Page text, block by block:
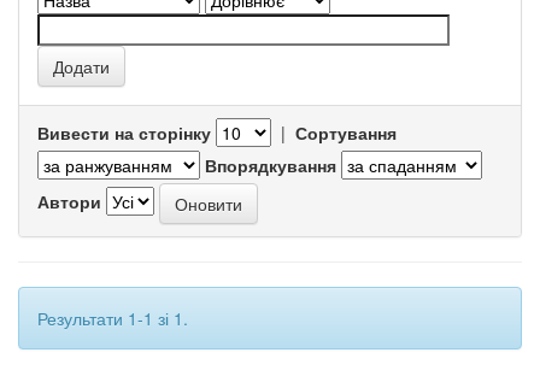
Вивести на сторінку | Сортування
Впорядкування
Автори
Результати 1-1 зі 1.